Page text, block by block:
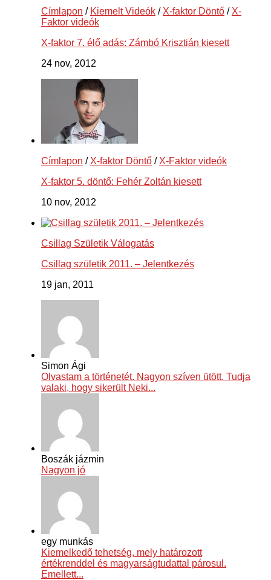
Címlapon / Kiemelt Videók / X-faktor Döntő / X-
Faktor videók
X-faktor 7. élő adás: Zámbó Krisztián kiesett
24 nov, 2012
Címlapon / X-faktor Döntő / X-Faktor videók
X-faktor 5. döntő: Fehér Zoltán kiesett
10 nov, 2012
Csillag Születik Válogatás
Csillag születik 2011. – Jelentkezés
19 jan, 2011
Simon Ági
Olvastam a történetét. Nagyon szíven ütött. Tudja
valaki, hogy sikerült Neki...
Boszák jázmin
Nagyon jó
egy munkás
Kiemelkedő tehetség, mely határozott
értékrenddel és magyarságtudattal párosul.
Emellett...